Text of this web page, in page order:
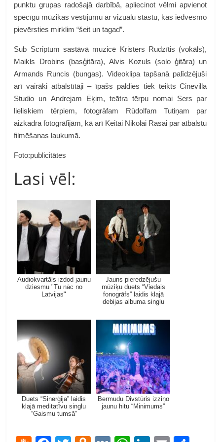
punktu grupas radošajā darbībā, apliecinot vēlmi apvienot
spēcīgu mūzikas vēstījumu ar vizuālu stāstu, kas iedvesmo
pievērsties mirklim “šeit un tagad”.
Sub Scriptum sastāvā muzicē Kristers Rudzītis (vokāls),
Maikls Drobins (basģitāra), Alvis Kozuls (solo ģitāra) un
Armands Runcis (bungas). Videoklipa tapšanā palīdzējuši
arī vairāki atbalstītāji – īpašs paldies tiek teikts Cinevilla
Studio un Andrejam Ēķim, teātra tērpu nomai Sers par
lieliskiem tērpiem, fotogrāfam Rūdolfam Tutiņam par
aizkadra fotogrāfijām, kā arī Keitai Nikolai Rasai par atbalstu
filmēšanas laukumā.
Foto:publicitātes
Lasi vēl:
Audiokvartāls izdod jaunu
dziesmu "Tu nāc no
Latvijas"
Jauns pieredzējušu
mūziķu duets “Viedais
fonogrāfs” laidis klajā
debijas albuma singlu
Duets “Sinerģija” laidis
klajā meditatīvu singlu
“Gaismu tumsā”
Bermudu Divstūris izziņo
jaunu hitu “Minimums”